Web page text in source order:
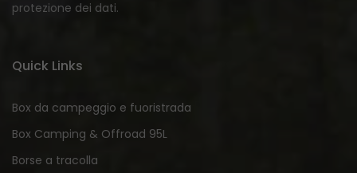
protezione dei dati.
Quick Links
Box da campeggio e fuoristrada
Box Camping & Offroad 95L
Borse a tracolla